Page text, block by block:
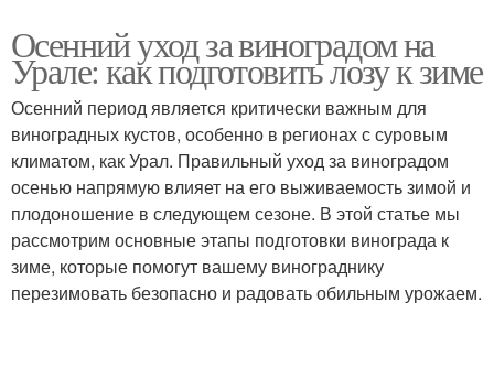
Осенний уход за виноградом на
Урале: как подготовить лозу к зиме
Осенний период является критически важным для
виноградных кустов, особенно в регионах с суровым
климатом, как Урал. Правильный уход за виноградом
осенью напрямую влияет на его выживаемость зимой и
плодоношение в следующем сезоне. В этой статье мы
рассмотрим основные этапы подготовки винограда к
зиме, которые помогут вашему винограднику
перезимовать безопасно и радовать обильным урожаем.